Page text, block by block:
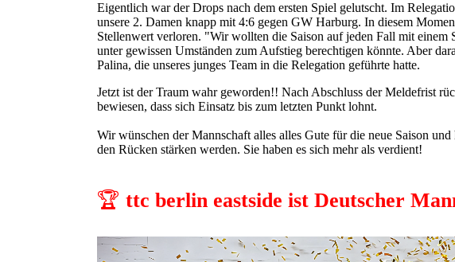
Eigentlich war der Drops nach dem ersten Spiel gelutscht. Im
unsere 2. Damen knapp mit 4:6 gegen GW Harburg. In diesem
Stellenwert verloren. "Wir wollten die Saison auf jeden Fall mit einem
unter gewissen Umständen zum Aufstieg berechtigen könnte. Aber
Palina, die unseres junges Team in die Relegation geführte hatte.
Jetzt ist der Traum wahr geworden!! Nach Abschluss der Meldefrist
bewiesen, dass sich Einsatz bis zum letzten Punkt lohnt.
Wir wünschen der Mannschaft alles alles Gute für die neue Saison
den Rücken stärken werden. Sie haben es sich mehr als verdient!
🏆 ttc berlin eastside ist Deutscher